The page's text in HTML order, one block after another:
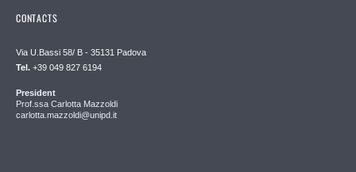
CONTACTS
Via U.Bassi 58/ B - 35131 Padova
Tel. +39 049 827 6194
President
Prof.ssa Carlotta Mazzoldi
carlotta.mazzoldi@unipd.it